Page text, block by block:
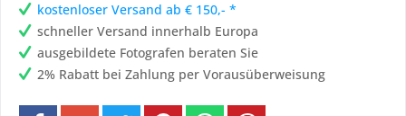
kostenloser Versand ab € 150,- *
schneller Versand innerhalb Europa
ausgebildete Fotografen beraten Sie
2% Rabatt bei Zahlung per Vorausüberweisung